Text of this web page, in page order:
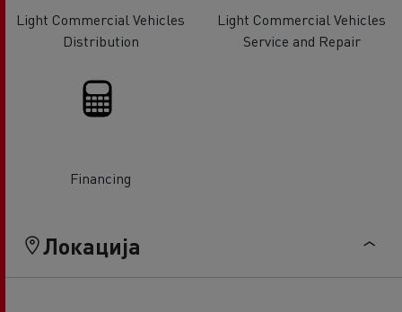
Light Commercial Vehicles
Distribution
Light Commercial Vehicles
Service and Repair
Financing
Локација